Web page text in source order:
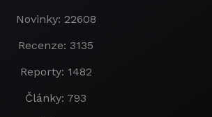
Novinky: 22608
Recenze: 3135
Reporty: 1482
Články: 793